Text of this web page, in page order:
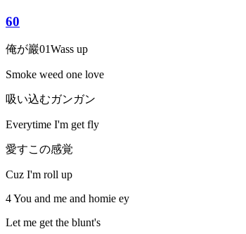
60
俺が巖01Wass up
Smoke weed one love
吸い込むガンガン
Everytime I'm get fly
愛すこの感覚
Cuz I'm roll up
4 You and me and homie ey
Let me get the blunt's